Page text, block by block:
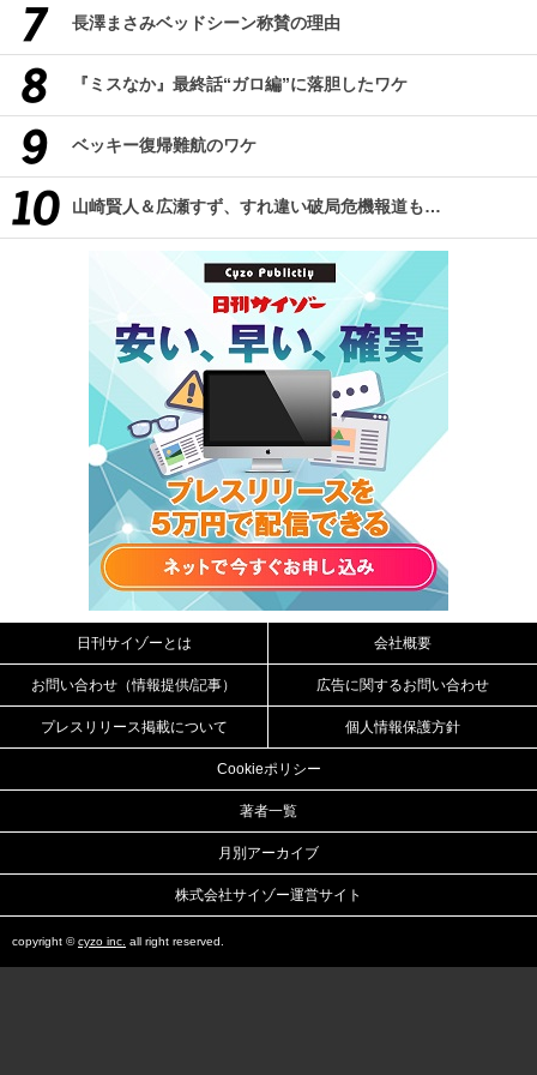
長澤まさみベッドシーン称賛の理由
『ミスなか』最終話“ガロ編”に落胆したワケ
ベッキー復帰難航のワケ
山崎賢人＆広瀬すず、すれ違い破局危機報道も…
日刊サイゾーとは 会社概要
お問い合わせ（情報提供/記事） 広告に関するお問い合わせ
プレスリリース掲載について 個人情報保護方針
Cookieポリシー
著者一覧
月別アーカイブ
株式会社サイゾー運営サイト
copyright ©cyzo inc. all right reserved.